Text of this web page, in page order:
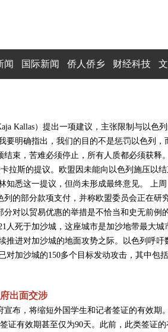
闻 国际新闻 侨人侨乡 财经科技
Kallas）提出一项建议，主张限制与以色
要明确指出，我们的目的不是惩罚以色列，
束，苦难必须停止，所有人质都必须获释
拉斯的提议。欧盟因未能向以色列施压以
知悉这一提议，但尚未形成最终意见。 上
的部分款项支付，并称欧盟委员会正在研
分对以贸易优惠的举措是不恰当和史无前例
人死于加沙城，这座城市是加沙地带最大
推进对加沙城的地面攻势之际。以色列呼
对加沙城的150多个目标发动攻击，其中包
出面交涉
布，将缩短外国学生和记者签证的有效期
证有效期甚至仅为90天。此前，此类签证